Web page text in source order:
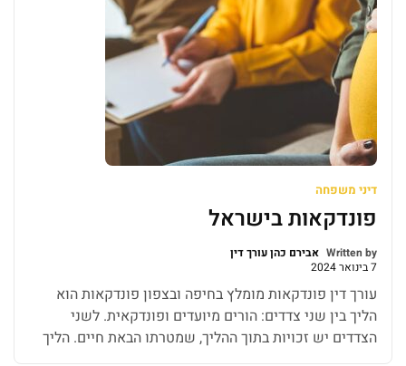
דיני משפחה
פונדקאות בישראל
Written by אבירם כהן עורך דין
7 בינואר 2024
עורך דין פונדקאות מומלץ בחיפה ובצפון פונדקאות הוא
הליך בין שני צדדים: הורים מיועדים ופונדקאית. לשני
הצדדים יש זכויות בתוך ההליך, שמטרתו הבאת חיים. הליך